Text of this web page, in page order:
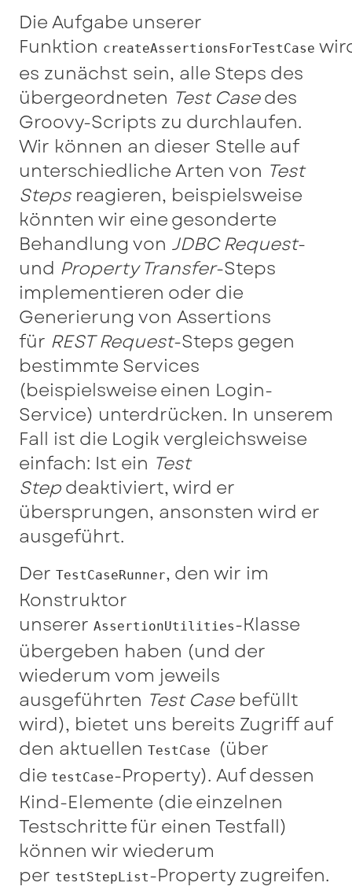
Die Aufgabe unserer
Funktion createAssertionsForTestCase
es zunächst sein, alle Steps des
übergeordneten Test Casedes
Groovy-Scripts zu durchlaufen.
Wir können an dieser Stelle auf
unterschiedliche Arten von Test
Stepsreagieren, beispielsweise
könnten wir eine gesonderte
Behandlung von JDBC Request-
und Property Transfer-Steps
implementieren oder die
Generierung von Assertions
für REST Request-Steps gegen
bestimmte Services
(beispielsweise einen Login-
Service) unterdrücken. In unserem
Fall ist die Logik vergleichsweise
einfach: Ist ein Test
Stepdeaktiviert, wird er
übersprungen, ansonsten wird er
ausgeführt.
Der TestCaseRunner, den wir im
Konstruktor
unserer AssertionUtilities-Klasse
übergeben haben (und der
wiederum vom jeweils
ausgeführten Test Casebefüllt
wird), bietet uns bereits Zugriff auf
den aktuellen TestCase
(über
die testCase-Property). Auf dessen
Kind-Elemente (die einzelnen
Testschritte für einen Testfall)
können wir wiederum
per testStepList-Property zugreifen.